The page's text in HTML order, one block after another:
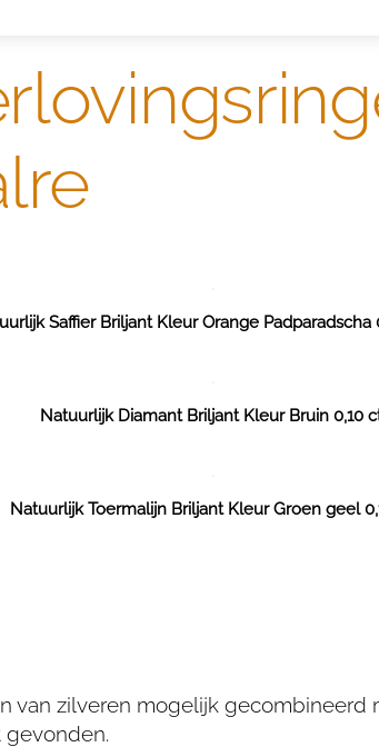
Saffier Briljant Kleur Orange Padparadscha
Natuurlijk Diamant Briljant Kleur Bruin 0,10
Natuurlijk Toermalijn Briljant Kleur Groen geel
van zilveren mogelijk
gevonden.